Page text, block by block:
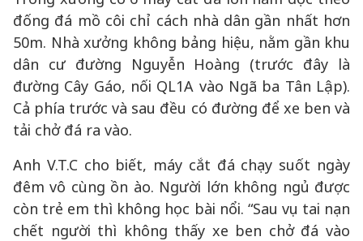
đống đá mồ côi chỉ cách nhà dân gần nhất hơn
50m. Nhà xưởng không bảng hiệu, nằm gần khu
dân cư đường Nguyễn Hoàng (trước đây là
đường Cây Gáo, nối QL1A vào Ngã ba Tân Lập).
Cả phía trước và sau đều có đường để xe ben và
tải chở đá ra vào.
Anh V.T.C cho biết, máy cắt đá chạy suốt ngày
đêm vô cùng ồn ào. Người lớn không ngủ được
còn trẻ em thì không học bài nổi. “Sau vụ tai nạn
chết người thì không thấy xe ben chở đá vào